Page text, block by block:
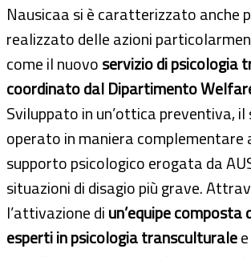
Nausicaa si è caratterizzato anche
realizzato delle azioni
come il nuovoservizio di psicologia
coordinato dal Dipartimento
Sviluppato in un’ottica preventiva, il
operato in maniera complementare
supporto psicologico erogata da
situazioni di disagio più grave.
l’attivazione diun’equipe composta
esperti in psicologia transculturale